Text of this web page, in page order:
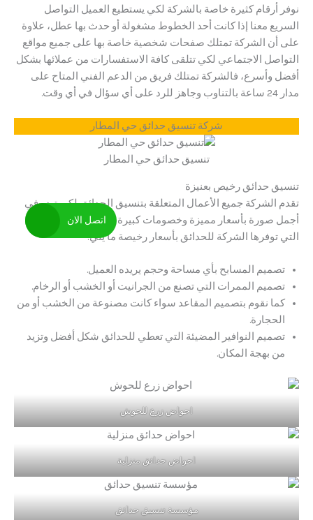
نوفر أرقام كثيرة خاصة بالشركة لكي يستطيع العميل التواصل
السريع معنا إذا كانت أحد الخطوط مشغولة أو حدث بها عطل، علاوة
على أن الشركة تمتلك صفحات شخصية خاصة بها على جميع مواقع
التواصل الاجتماعي لكي تتلقى كافة الاستفسارات من عملائها بشكل
أفضل وأسرع، فالشركة تمتلك فريق من الدعم الفني المتاح على
مدار 24 ساعة بالتناوب وجاهز للرد على أي سؤال في أي وقت.
شركة تنسيق حدائق حي المطار
تنسيق حدائق حي المطار
تنسيق حدائق رخيص بعنيزة
تقدم الشركة جميع الأعمال المتعلقة بتنسيق الحدائق لكي تبدو في
أجمل صورة بأسعار مميزة وخصومات كبيرة، ومن ضمن الكماليات
التي توفرها الشركة للحدائق بأسعار رخيصة ما يلي:
تصميم المسابح بأي مساحة وحجم يريده العميل.
تصميم الممرات التي تصنع من الجرانيت أو الخشب أو الرخام.
كما نقوم بتصميم المقاعد سواء كانت مصنوعة من الخشب أو من
الحجارة.
تصميم النوافير المضيئة التي تعطي للحدائق شكل أفضل وتزيد
من بهجة المكان.
احواض زرع للحوش
احواض حدائق منزلية
مؤسسة تنسيق حدائق
اتصل الان